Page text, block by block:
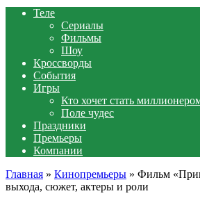
Теле
Сериалы
Фильмы
Шоу
Кроссворды
События
Игры
Кто хочет стать
Поле чудес
Праздники
Премьеры
Компании
Главная » Кинопремьеры » Фильм
выхода, сюжет, актеры и роли